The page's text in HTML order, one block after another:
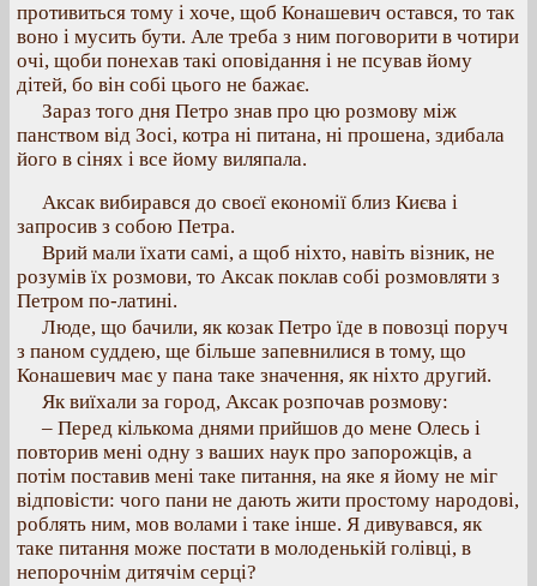
противиться тому і хоче, щоб Конашевич остався, то так
воно і мусить бути. Але треба з ним поговорити в чотири
очі, щоби понехав такі оповідання і не псував йому
дітей, бо він собі цього не бажає.
Зараз того дня Петро знав про цю розмову між
панством від Зосі, котра ні питана, ні прошена, здибала
його в сінях і все йому виляпала.
Аксак вибирався до своєї економії близ Києва і
запросив з собою Петра.
Врий мали їхати самі, а щоб ніхто, навіть візник, не
розумів їх розмови, то Аксак поклав собі розмовляти з
Петром по-латині.
Люде, що бачили, як козак Петро їде в повозці поруч
з паном суддею, ще більше запевнилися в тому, що
Конашевич має у пана таке значення, як ніхто другий.
Як виїхали за город, Аксак розпочав розмову:
– Перед кількома днями прийшов до мене Олесь і
повторив мені одну з ваших наук про запорожців, а
потім поставив мені таке питання, на яке я йому не міг
відповісти: чого пани не дають жити простому народові,
роблять ним, мов волами і таке інше. Я дивувався, як
таке питання може постати в молоденькій голівці, в
непорочнім дитячім серці?